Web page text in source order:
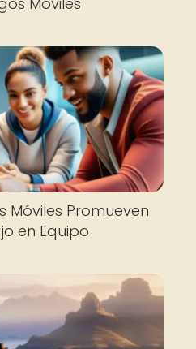
Móviles Promueven
en Equipo